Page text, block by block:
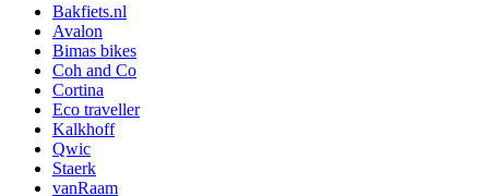
Bakfiets.nl
Avalon
Bimas bikes
Coh and Co
Cortina
Eco traveller
Kalkhoff
Qwic
Staerk
vanRaam